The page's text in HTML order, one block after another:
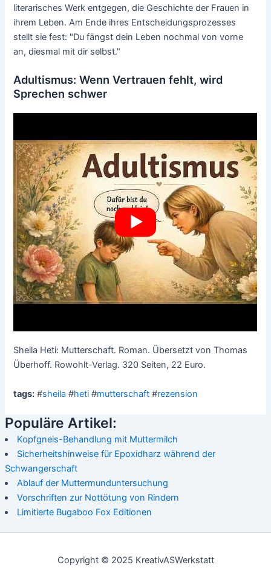
literarisches Werk entgegen, die Geschichte der Frauen in
ihrem Leben. Am Ende ihres Entscheidungsprozesses
stellt sie fest: "Du fängst dein Leben nochmal von vorne
an, diesmal mit dir selbst."
Adultismus: Wenn Vertrauen fehlt, wird
Sprechen schwer
Sheila Heti: Mutterschaft. Roman. Übersetzt von Thomas
Überhoff. Rowohlt-Verlag. 320 Seiten, 22 Euro.
tags: #sheila #heti #mutterschaft #rezension
Populäre Artikel:
Kopfgneis-Behandlung mit Muttermilch
Sicherheitshinweise für Epoxidharz während der
Schwangerschaft
Ablauf der Muttermunduntersuchung
Vorschriften zur Nottötung von Rindern
Limitierte Bugaboo Fox Editionen
Copyright © 2025 KreativASWerkstatt